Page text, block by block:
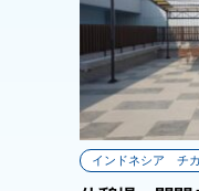
インドネシア チ